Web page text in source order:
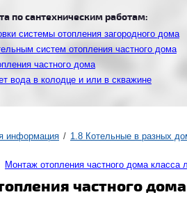
информация 1.8 Котельные в разных
Монтаж отопления частного дома
частного
по сантехническим работам:
системы отопления загородного дома
систем отопления частного дома
частного дома
вода в колодце и или в скважине